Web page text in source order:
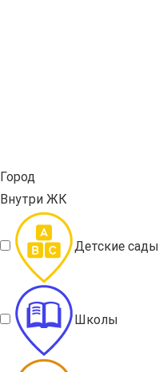
Город
Внутри ЖК
Детские сады
Школы